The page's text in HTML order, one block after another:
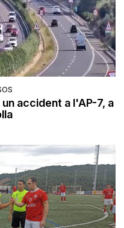
accident a l'AP-7, a